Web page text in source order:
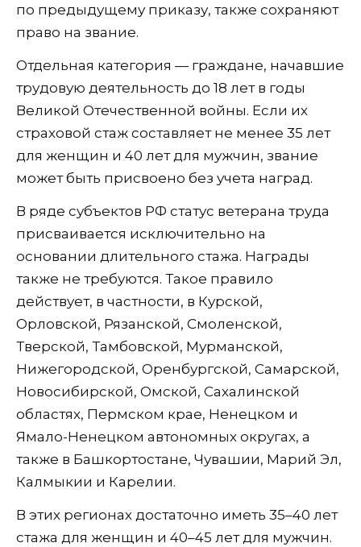
по предыдущему приказу, также сохраняют
право на звание.
Отдельная категория — граждане, начавшие
трудовую деятельность до 18 лет в годы
Великой Отечественной войны. Если их
страховой стаж составляет не менее 35 лет
для женщин и 40 лет для мужчин, звание
может быть присвоено без учета наград.
В ряде субъектов РФ статус ветерана труда
присваивается исключительно на
основании длительного стажа. Награды
также не требуются. Такое правило
действует, в частности, в Курской,
Орловской, Рязанской, Смоленской,
Тверской, Тамбовской, Мурманской,
Нижегородской, Оренбургской, Самарской,
Новосибирской, Омской, Сахалинской
областях, Пермском крае, Ненецком и
Ямало-Ненецком автономных округах, а
также в Башкортостане, Чувашии, Марий Эл,
Калмыкии и Карелии.
В этих регионах достаточно иметь 35–40 лет
стажа для женщин и 40–45 лет для мужчин.